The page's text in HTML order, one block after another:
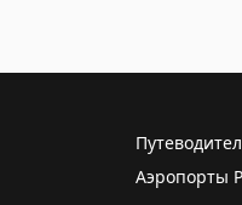
Аэропорты